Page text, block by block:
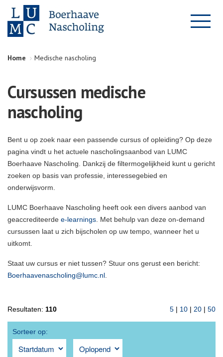
Home Medische nascholing
Cursussen medische
nascholing
Bent u op zoek naar een passende cursus of opleiding? Op deze
pagina vindt u het actuele nascholingsaanbod van LUMC
Boerhaave Nascholing. Dankzij de filtermogelijkheid kunt u gericht
zoeken op basis van professie, interessegebied en
onderwijsvorm.
LUMC Boerhaave Nascholing heeft ook een divers aanbod van
geaccrediteerde e-learnings . Met behulp van deze on-demand
cursussen laat u zich bijscholen op uw tempo, wanneer het u
uitkomt.
Staat uw cursus er niet tussen? Stuur ons gerust een bericht:
Boerhaavenascholing@lumc.nl
Resultaten: 110 5 | 10 | 20 | 50
Sorteer op: